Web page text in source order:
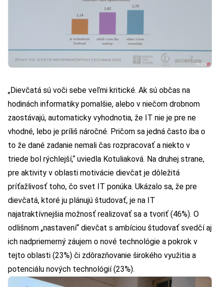
„Dievčatá sú voči sebe veľmi kritické. Ak sú občas na
hodinách informatiky pomalšie, alebo v niečom drobnom
zaostávajú, automaticky vyhodnotia, že IT nie je pre ne
vhodné, lebo je príliš náročné. Pričom sa jedná často iba o
to že dané zadanie nemali čas rozpracovať a niekto v
triede bol rýchlejší,“ uviedla Kotuliaková. Na druhej strane,
pre aktivity v oblasti motivácie dievčat je dôležitá
príťažlivosť toho, čo svet IT ponúka. Ukázalo sa, že pre
dievčatá, ktoré ju plánujú študovať, je na IT
najatraktívnejšia možnosť realizovať sa a tvoriť (46%). O
odlišnom „nastavení“ dievčat s ambíciou študovať svedčí aj
ich nadpriemerný záujem o nové technológie a pokrok v
tejto oblasti (23%) či zdôrazňovanie širokého využitia a
potenciálu nových technológií (23%).